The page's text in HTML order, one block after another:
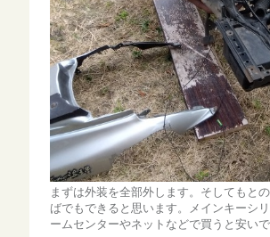
まずは外装を全部外します。そしてもと
ばでもできると思います。メインキーシ
ームセンターやネットなどで買うと安い